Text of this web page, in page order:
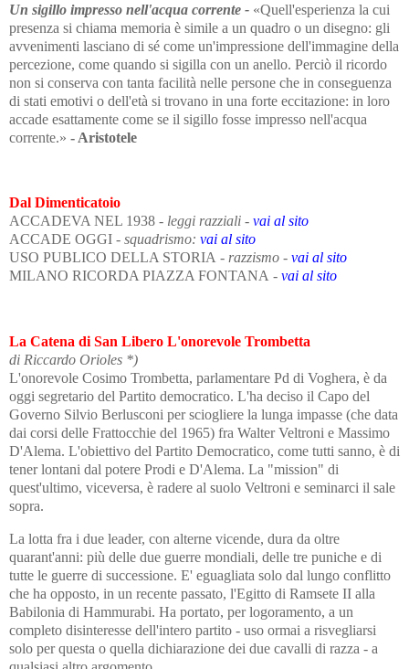
Un sigillo impresso nell'acqua corrente - «Quell'esperienza la cui
presenza si chiama memoria è simile a un quadro o un disegno: gli
avvenimenti lasciano di sé come un'impressione dell'immagine della
percezione, come quando si sigilla con un anello. Perciò il ricordo
non si conserva con tanta facilità nelle persone che in conseguenza
di stati emotivi o dell'età si trovano in una forte eccitazione: in loro
accade esattamente come se il sigillo fosse impresso nell'acqua
corrente.» - Aristotele
Dal Dimenticatoio
ACCADEVA NEL 1938 - leggi razziali - vai al sito
ACCADE OGGI - squadrismo: vai al sito
USO PUBLICO DELLA STORIA - razzismo - vai al sito
MILANO RICORDA PIAZZA FONTANA - vai al sito
La Catena di San Libero L'onorevole Trombetta
di Riccardo Orioles *)
L'onorevole Cosimo Trombetta, parlamentare Pd di Voghera, è da
oggi segretario del Partito democratico. L'ha deciso il Capo del
Governo Silvio Berlusconi per sciogliere la lunga impasse (che data
dai corsi delle Frattocchie del 1965) fra Walter Veltroni e Massimo
D'Alema. L'obiettivo del Partito Democratico, come tutti sanno, è di
tener lontani dal potere Prodi e D'Alema. La "mission" di
quest'ultimo, viceversa, è radere al suolo Veltroni e seminarci il sale
sopra.
La lotta fra i due leader, con alterne vicende, dura da oltre
quarant'anni: più delle due guerre mondiali, delle tre puniche e di
tutte le guerre di successione. E' eguagliata solo dal lungo conflitto
che ha opposto, in un recente passato, l'Egitto di Ramsete II alla
Babilonia di Hammurabi. Ha portato, per logoramento, a un
completo disinteresse dell'intero partito - uso ormai a risvegliarsi
solo per questa o quella dichiarazione dei due cavalli di razza - a